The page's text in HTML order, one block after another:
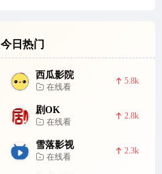
今日热门
西瓜影院
在线看
5.8k
剧OK
在线看
2.8k
雪落影视
在线看
2.3k